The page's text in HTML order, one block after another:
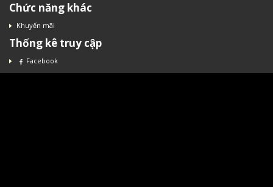
Chức năng khác
Khuyến mãi
Thống kê truy cập
Facebook